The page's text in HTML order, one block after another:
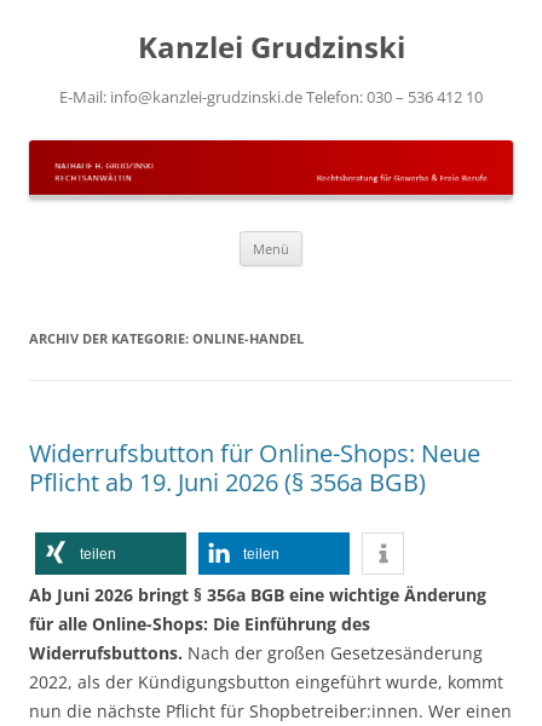
Kanzlei Grudzinski
E-Mail: info@kanzlei-grudzinski.de Telefon: 030 – 536 412 10
Menü
ARCHIV DER KATEGORIE: ONLINE-HANDEL
Widerrufsbutton für Online-Shops: Neue
Pflicht ab 19. Juni 2026 (§ 356a BGB)
teilen teilen
Ab Juni 2026 bringt § 356a BGB eine wichtige Änderung
für alle Online-Shops: Die Einführung des
Widerrufsbuttons. Nach der großen Gesetzesänderung
2022, als der Kündigungsbutton eingeführt wurde, kommt
nun die nächste Pflicht für Shopbetreiber:innen. Wer einen